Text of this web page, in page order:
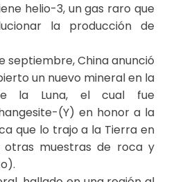
helio-3, un gas raro que
la producción de
septiembre, China anunció
un nuevo mineral en la
la Luna, el cual fue
(Y) en honor a la
que lo trajo a la Tierra en
otras muestras de roca y